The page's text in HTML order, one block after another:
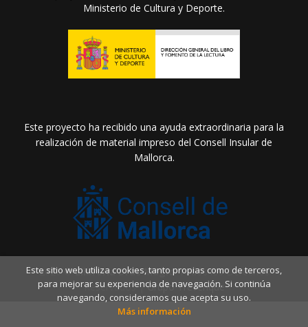
Ministerio de Cultura y Deporte.
Este proyecto ha recibido una ayuda extraordinaria para la
realización de material impreso del Consell Insular de
Mallorca.
2026 ©Llibreria Drac Màgic. Todos los Derechos
Reservados |Grupo Trevenque
Este sitio web utiliza cookies, tanto propias como de terceros,
para mejorar su experiencia de navegación. Si continúa
navegando, consideramos que acepta su uso.
Más información